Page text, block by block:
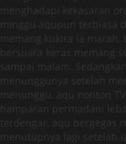
menghadapi kekasaran
minggu aqupun terbiasa
memang kukira ia marah,
bersuara keras memang
sampai malam.
menunggunya setelah
menunggu, aqu nonton
hamparan permadani
terdengar, aqu bergegas
menutupnya lagi setelah